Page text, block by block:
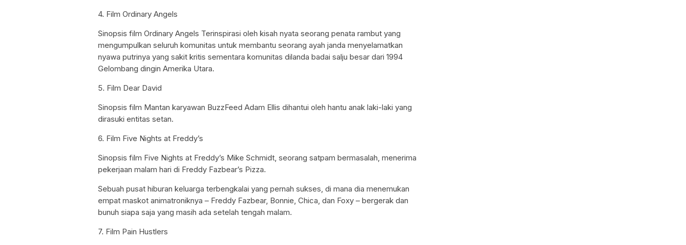
4. Film Ordinary Angels
Sinopsis film Ordinary Angels Terinspirasi oleh kisah nyata seorang penata rambut yang
mengumpulkan seluruh komunitas untuk membantu seorang ayah janda menyelamatkan
nyawa putrinya yang sakit kritis sementara komunitas dilanda badai salju besar dari 1994
Gelombang dingin Amerika Utara.
5. Film Dear David
Sinopsis film Mantan karyawan BuzzFeed Adam Ellis dihantui oleh hantu anak laki-laki yang
dirasuki entitas setan.
6. Film Five Nights at Freddy’s
Sinopsis film Five Nights at Freddy’s Mike Schmidt, seorang satpam bermasalah, menerima
pekerjaan malam hari di Freddy Fazbear’s Pizza.
Sebuah pusat hiburan keluarga terbengkalai yang pernah sukses, di mana dia menemukan
empat maskot animatroniknya – Freddy Fazbear, Bonnie, Chica, dan Foxy – bergerak dan
bunuh siapa saja yang masih ada setelah tengah malam.
7. Film Pain Hustlers